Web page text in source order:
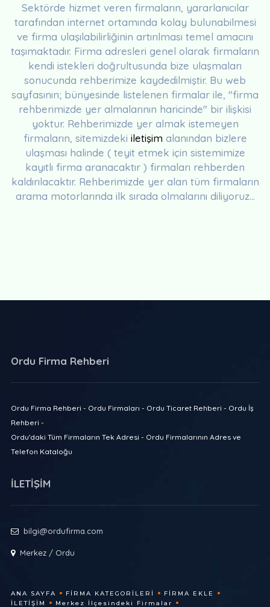
Sektörde hizmet veren firmaların, yararlanıcılar
tarafından internet ortamında kolay bulunabilmesi
ve firma ulaşılabilirliğinin artırılması temel amacını
taşımaktadır. Firma adresleri genel olarak firmaların
kendi istekleri doğrultusunda bize ulaşmaları
sonucunda rehberimize kaydedilmiştir. Bu web
sayfasının; bünyesinde listelenen firmalar ile, "firma
rehberimizde yer almalarının haricinde" bir ilişkisi
yoktur. Rehberimizde yer almak istemeyen
firmaların, sitemizdeki iletişim alanından bizlere
ulaşması halinde ( teyit etmek için sistemimize
kayıtlı firma aranacaktır ) firmaları rehberden
kaldırılacaktır. Rehberimizde yer alan tüm firmaların
arama motorlarında ilk sırada olmalarını diliyoruz...
Ordu Firma Rehberi
Ordu Firma Rehberi - Ordu Firmaları - Ordu Ticaret Rehberi - Ordu İş
Rehberi -
Ordu'daki Tüm Firmaların Tek Adresi - Ordu Firmalarının Adres ve
Telefon Kataloğu
İLETİŞİM
bilgi@ordufirma.com
Merkez / Ordu
ANA SAYFA FIRMA KATEGORILERI
FIRMA EKLE
İLETIŞIM
Merkez İlçesindeki Firmalar